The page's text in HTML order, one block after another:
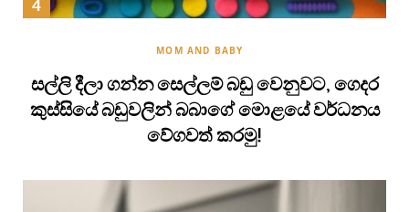
MOM AND BABY
සල්ලි දීලා ගන්න සෙල්ලම් බඩු වෙනුවට, ගෙදර
කුස්සියේ බඩුවලින් බබාගේ මොළයේ වර්ධනය
වේගවත් කරමු!